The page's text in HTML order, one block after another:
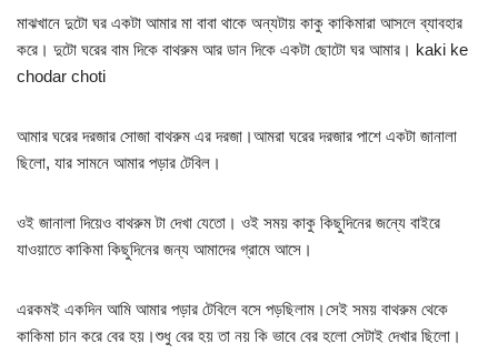
মাঝখানে দুটো ঘর একটা আমার মা বাবা থাকে অন্যটায় কাকু কাকিমারা আসলে ব্যাবহার
করে। দুটো ঘরের বাম দিকে বাথরুম আর ডান দিকে একটা ছোটো ঘর আমার। kaki ke
chodar choti
আমার ঘরের দরজার সোজা বাথরুম এর দরজা।আমরা ঘরের দরজার পাশে একটা জানালা
ছিলো, যার সামনে আমার পড়ার টেবিল।
ওই জানালা দিয়েও বাথরুম টা দেখা যেতো। ওই সময় কাকু কিছুদিনের জন্যে বাইরে
যাওয়াতে কাকিমা কিছুদিনের জন্য আমাদের গ্রামে আসে।
এরকমই একদিন আমি আমার পড়ার টেবিলে বসে পড়ছিলাম।সেই সময় বাথরুম থেকে
কাকিমা চান করে বের হয়।শুধু বের হয় তা নয় কি ভাবে বের হলো সেটাই দেখার ছিলো।